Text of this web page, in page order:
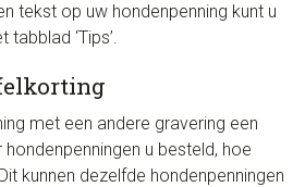
tekst op uw hondenpenning kunt u
‘Tips’.
met een andere gravering een
u besteld, hoe
kunnen dezelfde hondenpenningen